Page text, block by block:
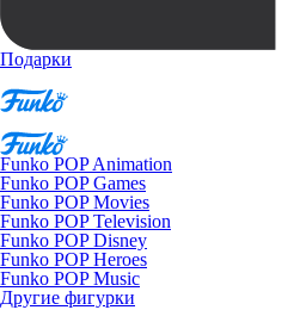
Подарки
Funko POP Animation
Funko POP Games
Funko POP Movies
Funko POP Television
Funko POP Disney
Funko POP Heroes
Funko POP Music
Другие фигурки